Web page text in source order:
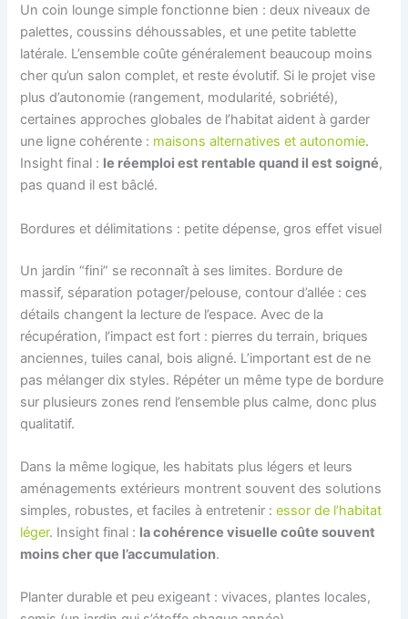
Un coin lounge simple fonctionne bien : deux niveaux de
palettes, coussins déhoussables, et une petite tablette
latérale. L’ensemble coûte généralement beaucoup moins
cher qu’un salon complet, et reste évolutif. Si le projet vise
plus d’autonomie (rangement, modularité, sobriété),
certaines approches globales de l’habitat aident à garder
une ligne cohérente : maisons alternatives et autonomie.
Insight final : le réemploi est rentable quand il est soigné,
pas quand il est bâclé.
Bordures et délimitations : petite dépense, gros effet visuel
Un jardin “fini” se reconnaît à ses limites. Bordure de
massif, séparation potager/pelouse, contour d’allée : ces
détails changent la lecture de l’espace. Avec de la
récupération, l’impact est fort : pierres du terrain, briques
anciennes, tuiles canal, bois aligné. L’important est de ne
pas mélanger dix styles. Répéter un même type de bordure
sur plusieurs zones rend l’ensemble plus calme, donc plus
qualitatif.
Dans la même logique, les habitats plus légers et leurs
aménagements extérieurs montrent souvent des solutions
simples, robustes, et faciles à entretenir :essor de l’habitat
léger. Insight final : la cohérence visuelle coûte souvent
moins cher que l’accumulation.
Planter durable et peu exigeant : vivaces, plantes locales,